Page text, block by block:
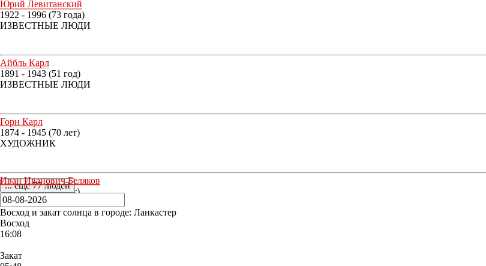
Юрий Левитанский
1922 - 1996 (73 года)
ИЗВЕСТНЫЕ ЛЮДИ
Айбль Карл
1891 - 1943 (51 год)
ИЗВЕСТНЫЕ ЛЮДИ
Горн Карл
1874 - 1945 (70 лет)
ХУДОЖНИК
Иван Иванович Беляков
1897 - 1967 (69 лет)
КИНЕМАТОГРАФИСТ
... еще 77 людей
Восход и закат солнца в городе: Ланкастер
Восход
16:08
Закат